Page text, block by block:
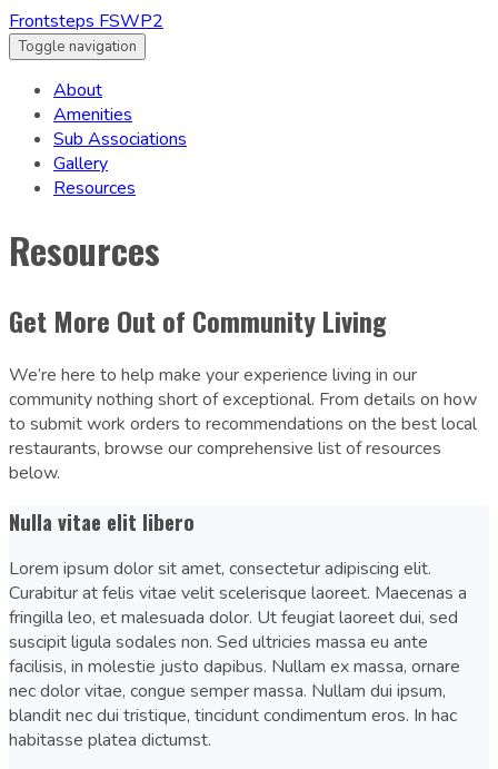
Frontsteps FSWP2
Toggle navigation
About
Amenities
Sub Associations
Gallery
Resources
Resources
Get More Out of Community Living
We’re here to help make your experience living in our
community nothing short of exceptional. From details on how
to submit work orders to recommendations on the best local
restaurants, browse our comprehensive list of resources
below.
Nulla vitae elit libero
Lorem ipsum dolor sit amet, consectetur adipiscing elit.
Curabitur at felis vitae velit scelerisque laoreet. Maecenas a
fringilla leo, et malesuada dolor. Ut feugiat laoreet dui, sed
suscipit ligula sodales non. Sed ultricies massa eu ante
facilisis, in molestie justo dapibus. Nullam ex massa, ornare
nec dolor vitae, congue semper massa. Nullam dui ipsum,
blandit nec dui tristique, tincidunt condimentum eros. In hac
habitasse platea dictumst.